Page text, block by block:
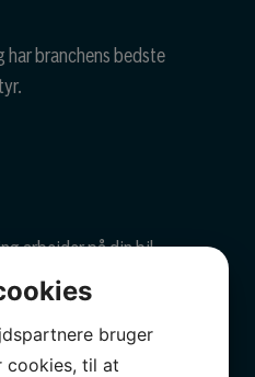
branchens bedste
arbejder på din bil,
bruger
cookies, til at